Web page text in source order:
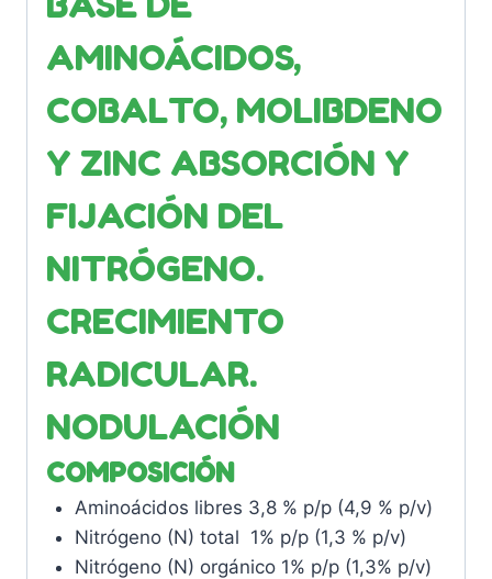
AMINOÁCIDOS,
COBALTO, MOLIBDENO
Y ZINC ABSORCIÓN Y
FIJACIÓN DEL
NITRÓGENO.
CRECIMIENTO
RADICULAR.
NODULACIÓN
COMPOSICIÓN
Aminoácidos libres 3,8 % p/p (4,9 % p/v)
Nitrógeno (N) total 1% p/p (1,3 % p/v)
Nitrógeno (N) orgánico 1% p/p (1,3% p/v)